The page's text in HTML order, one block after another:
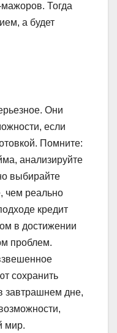
Тогда
а будет
Они
если
Помните:
анализируйте
выбирайте
чем реально
кредит
в достижении
проблем.
сохранить
завтрашнем дне,
мир.